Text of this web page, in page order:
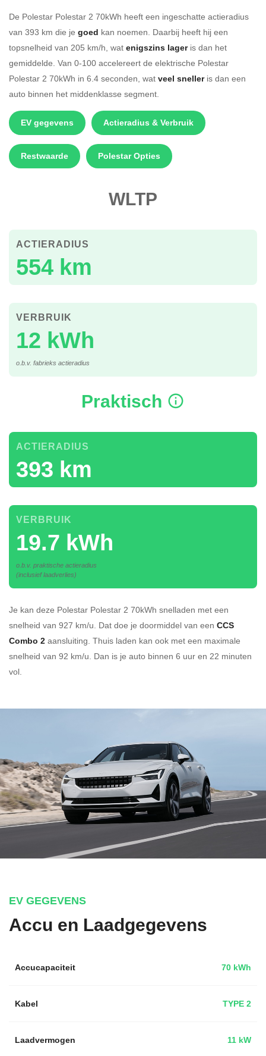
De Polestar Polestar 2 70kWh heeft een ingeschatte actieradius
van 393 km die je goed kan noemen. Daarbij heeft hij een
topsnelheid van 205 km/h, wat enigszins lageris dan het
gemiddelde. Van 0-100 accelereert de elektrische Polestar
Polestar 2 70kWh in 6.4 seconden, wat veel snelleris dan een
auto binnen het middenklasse segment.
EV gegevens Actieradius & Verbruik
Restwaarde Polestar Opties
WLTP
554 km
ACTIERADIUS
12 kWh
VERBRUIK
o.b.v. fabrieks actieradius
Praktisch
393 km
ACTIERADIUS
19.7 kWh
VERBRUIK
o.b.v. praktische actieradius
(inclusief laadverlies)
Je kan deze Polestar Polestar 2 70kWh snelladen met een
snelheid van 927 km/u. Dat doe je doormiddel van een CCS
Combo 2 aansluiting. Thuis laden kan ook met een maximale
snelheid van 92 km/u. Dan is je auto binnen 6 uur en 22 minuten
vol.
EV GEGEVENS
Accu en Laadgegevens
Accucapaciteit 70 kWh
Kabel TYPE 2
Laadvermogen 11 kW